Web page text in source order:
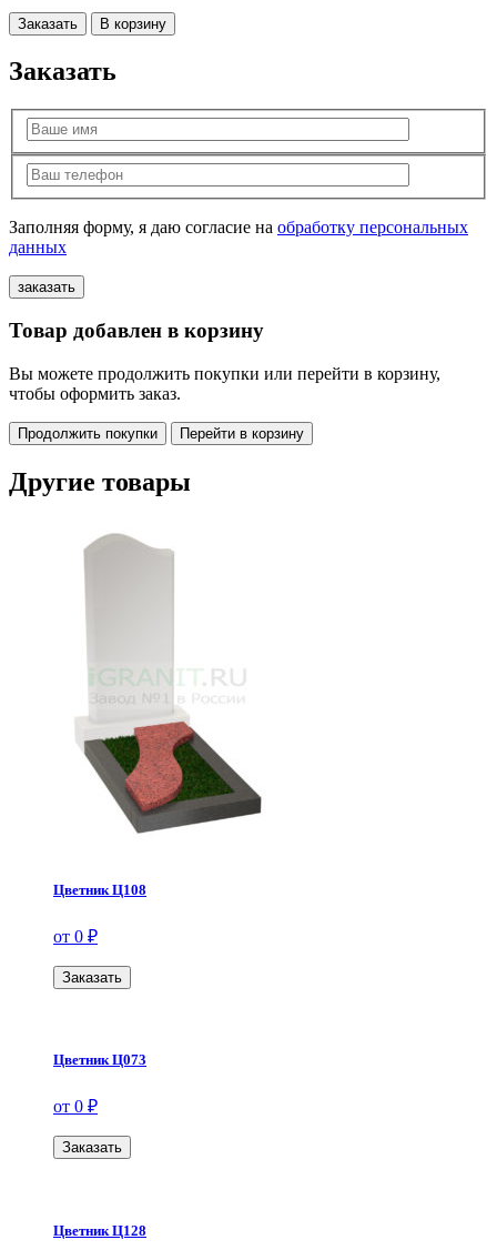
Заказать В корзину
Заказать
Заполняя форму, я даю согласие на обработку персональных
данных
Товар добавлен в корзину
Вы можете продолжить покупки или перейти в корзину,
чтобы оформить заказ.
Продолжить покупки Перейти в корзину
Другие товары
Цветник Ц108
от 0 ₽
Заказать
Цветник Ц073
от 0 ₽
Заказать
Цветник Ц128